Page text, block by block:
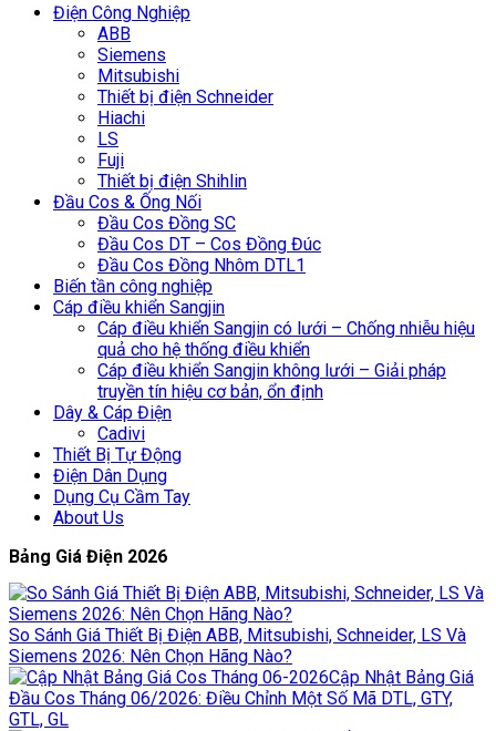
Điện Công Nghiệp
ABB
Siemens
Mitsubishi
Thiết bị điện Schneider
Hiachi
LS
Fuji
Thiết bị điện Shihlin
Đầu Cos & Ống Nối
Đầu Cos Đồng SC
Đầu Cos DT – Cos Đồng Đúc
Đầu Cos Đồng Nhôm DTL1
Biến tần công nghiệp
Cáp điều khiển Sangjin
Cáp điều khiển Sangjin có lưới – Chống nhiễu hiệu
quả cho hệ thống điều khiển
Cáp điều khiển Sangjin không lưới – Giải pháp
truyền tín hiệu cơ bản, ổn định
Dây & Cáp Điện
Cadivi
Thiết Bị Tự Động
Điện Dân Dụng
Dụng Cụ Cầm Tay
About Us
Bảng Giá Điện 2026
So Sánh Giá Thiết Bị Điện ABB, Mitsubishi, Schneider, LS Và
Siemens 2026: Nên Chọn Hãng Nào?
Cập Nhật Bảng Giá
Đầu Cos Tháng 06/2026: Điều Chỉnh Một Số Mã DTL, GTY,
GTL, GL